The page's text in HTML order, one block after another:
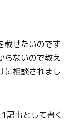
載せたいのです
らないので教え
に相談されまし
記事として書く